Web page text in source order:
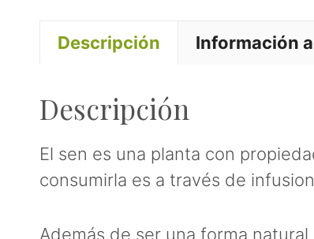
Descripción Información
Descripción
El sen es una planta con
consumirla es a través de
Además de ser una forma